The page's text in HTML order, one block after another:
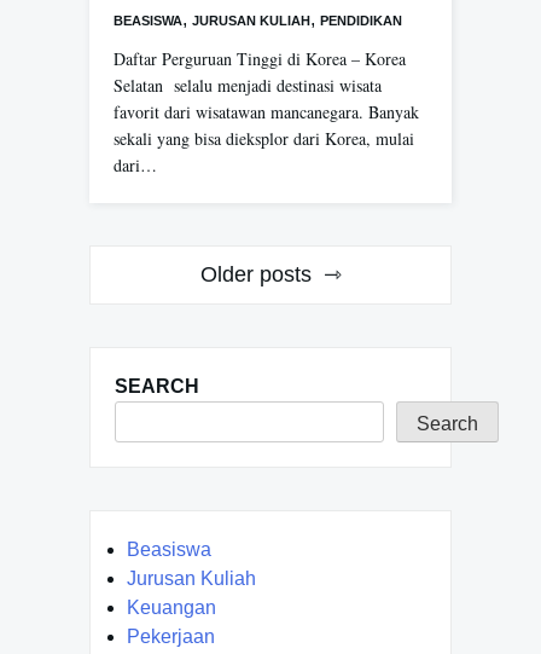
BEASISWA, JURUSAN KULIAH , PENDIDIKAN
Daftar Perguruan Tinggi di Korea – Korea
Selatan selalu menjadi destinasi wisata
favorit dari wisatawan mancanegara. Banyak
sekali yang bisa dieksplor dari Korea, mulai
dari…
Older posts
SEARCH
Search
Beasiswa
Jurusan Kuliah
Keuangan
Pekerjaan